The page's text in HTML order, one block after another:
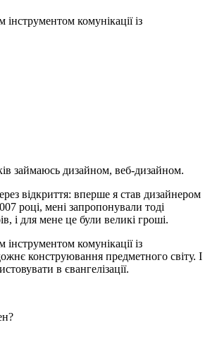
комунікації із
займаюсь дизайном, веб-дизайном.
відкриття: вперше я став дизайнером
році, мені запропонували тоді
і для мене це були великі гроші.
комунікації із
конструювання предметного світу. І
в євангелізації.